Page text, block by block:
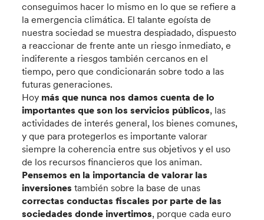
conseguimos hacer lo mismo en lo que se refiere a
la emergencia climática. El talante egoísta de
nuestra sociedad se muestra despiadado, dispuesto
a reaccionar de frente ante un riesgo inmediato, e
indiferente a riesgos también cercanos en el
tiempo, pero que condicionarán sobre todo a las
futuras generaciones.
Hoy más que nunca nos damos cuenta de lo
importantes que son los servicios públicos, las
actividades de interés general, los bienes comunes,
y que para protegerlos es importante valorar
siempre la coherencia entre sus objetivos y el uso
de los recursos financieros que los animan.
Pensemos en la importancia de valorar las
inversiones también sobre la base de unas
correctas conductas fiscales por parte de las
sociedades donde invertimos, porque cada euro